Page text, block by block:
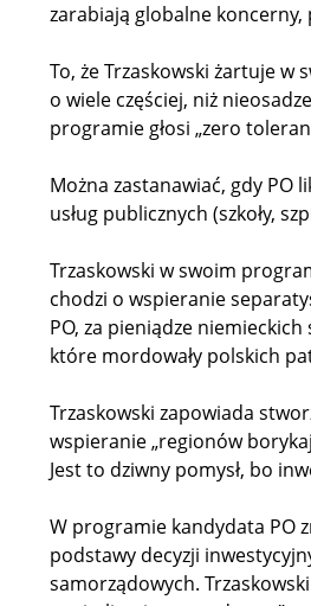
zarabiają globalne
To, że Trzaskowski żartuje w
o wiele częściej, niż
programie głosi „zero
Można zastanawiać, gdy PO
usług publicznych (szkoły,
Trzaskowski w swoim
chodzi o wspieranie
PO, za pieniądze
które mordowały polskich
Trzaskowski zapowiada
wspieranie „regionów
Jest to dziwny pomysł, bo
W programie kandydata PO
podstawy decyzji
samorządowych.